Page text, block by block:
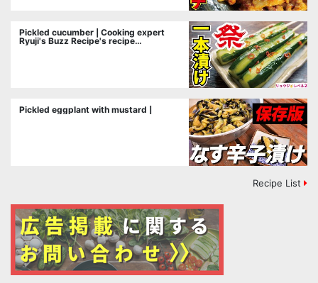
Pickled cucumber | Cooking expert
Ryuji's Buzz Recipe's recipe
Pickled eggplant with mustard |
Recipe List